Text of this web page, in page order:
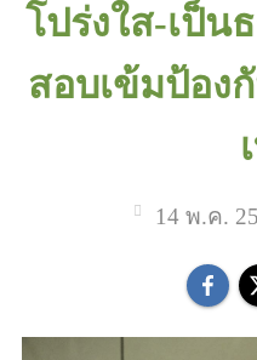
โปร่งใส-เป็น
สอบเข้มป้อง
14 พ.ค.